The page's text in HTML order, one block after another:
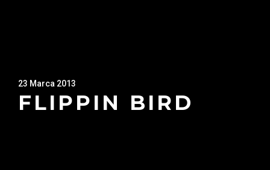
23 Marca 2013
FLIPPIN BIRD